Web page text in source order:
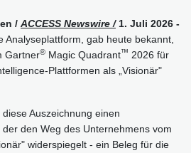
/ ACCESS Newswire /1. Juli 2026 -
Analyseplattform, gab heute bekannt,
Gartner® Magic Quadrant™ 2026 für
Plattformen als „Visionär"
Auszeichnung einen
den Weg des Unternehmens vom
widerspiegelt - ein Beleg für die